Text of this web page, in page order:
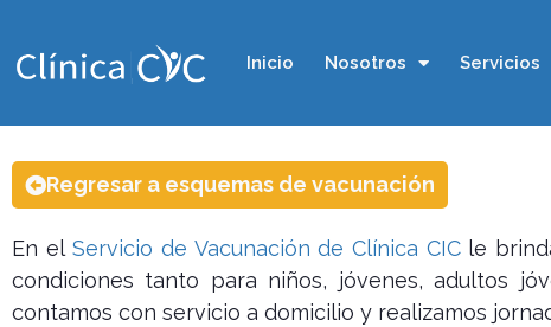
Inicio Nosotros Servicios
Regresar a esquemas de vacunación
En elServicio de Vacunación de Clínica CICle
condiciones tanto para niños, jóvenes, adultos
contamos con servicio a domicilio y realizamos